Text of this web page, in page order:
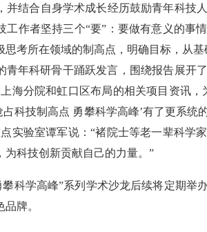
并结合自身学术成长经历鼓励青年科技
工作者坚持三个“要”：要做有意义的事
考所在领域的制高点，明确目标，从基
青年科研骨干踊跃发言，围绕报告展开
海分院和虹口区布局的相关项目资讯
占科技制高点 勇攀科学高峰’有了更系
实验室谭军说：“褚院士等老一辈科学
为科技创新贡献自己的力量。”
科学高峰”系列学术沙龙后续将定期举
牌。